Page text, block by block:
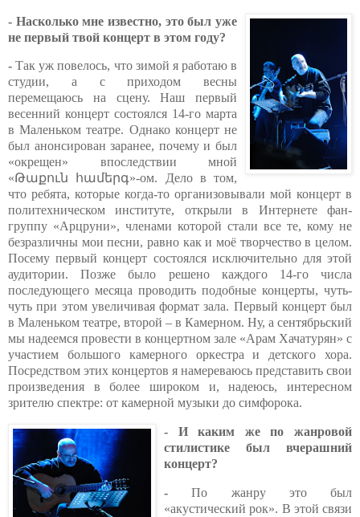
- Насколько мне известно, это был уже
не первый твой концерт в этом году?
-Так уж повелось, что зимой я работаю в
студии, а с приходом весны
перемещаюсь на сцену. Наш первый
весенний концерт состоялся 14-го марта
в Маленьком театре. Однако концерт не
был анонсирован заранее, почему и был
«окрещен» впоследствии мной
«Թաքուն համերգ»-ом. Дело в том,
что ребята, которые когда-то организовывали мой концерт в
политехническом институте, открыли в Интернете фан-
группу «Арцруни», членами которой стали все те, кому не
безразличны мои песни, равно как и моё творчество в целом.
Посему первый концерт состоялся исключительно для этой
аудитории. Позже было решено каждого 14-го числа
последующего месяца проводить подобные концерты, чуть-
чуть при этом увеличивая формат зала. Первый концерт был
в Маленьком театре, второй – в Камерном. Ну, а сентябрьский
мы надеемся провести в концертном зале «Арам Хачатурян» с
участием большого камерного оркестра и детского хора.
Посредством этих концертов я намереваюсь представить свои
произведения в более широком и, надеюсь, интересном
зрителю спектре: от камерной музыки до симфорока.
- И каким же по жанровой
стилистике был вчерашний
концерт?
-По жанру это был
«акустический рок». В этой связи